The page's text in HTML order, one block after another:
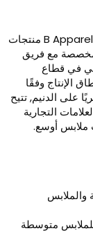
مقرها في لوس أنجلوس, كاليفورنيا, 9تقدم شركة B Apparel منتجات
مع فريق
في قطاع
وفقًا
الدنيم, تتيح
التجارية
أوسع.
متوسطة